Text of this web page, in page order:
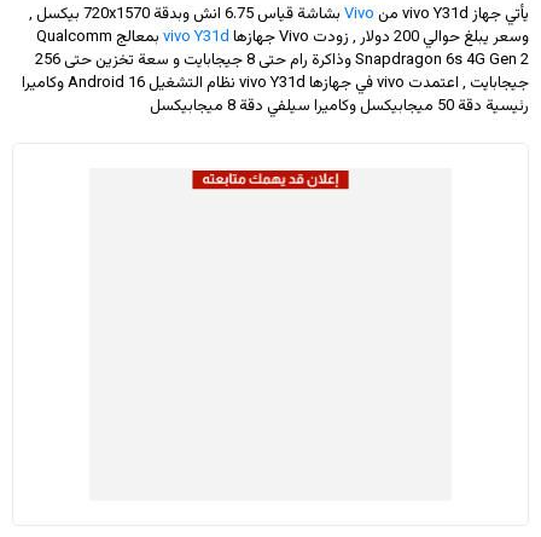
يأتي جهاز vivo Y31d من Vivo بشاشة قياس 6.75 انش وبدقة 720x1570 بيكسل ,
وسعر يبلغ حوالي 200 دولار
, زودت Vivo جهازها vivo Y31d
بمعالج Qualcomm
Snapdragon 6s 4G Gen 2 وذاكرة رام حتى 8 جيجابايت و سعة تخزين حتى 256
جيجابايت , اعتمدت vivo في جهازها vivo Y31d نظام التشغيل Android 16 وكاميرا
رئيسية دقة 50 ميجابيكسل وكاميرا سيلفي دقة 8 ميجابيكسل